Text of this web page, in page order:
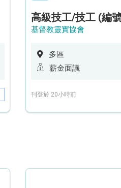
基督教靈實協會
多區
薪金面議
刊登於 20小時前